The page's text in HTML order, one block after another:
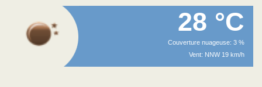
28 °C
Couverture nuageuse: 3 %
Vent: NNW 19 km/h